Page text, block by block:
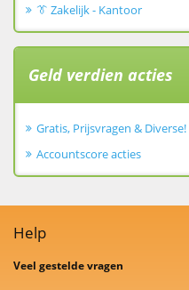
👔 Zakelijk - Kantoor
Geld verdien acties
Gratis, Prijsvragen & Diverse!
Accountscore acties
Help
Veel gestelde vragen